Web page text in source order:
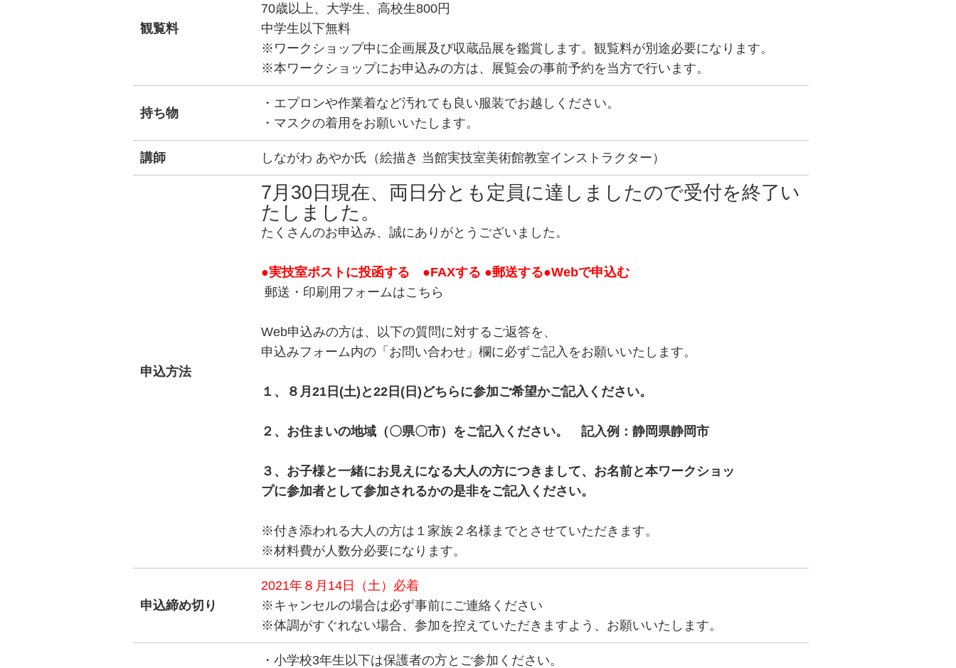
観覧料
70歳以上、大学生、高校生800円
中学生以下無料
※ワークショップ中に企画展及び収蔵品展を鑑賞します。観覧料が別途必要になります。
※本ワークショップにお申込みの方は、展覧会の事前予約を当方で行います。
持ち物
・エプロンや作業着など汚れても良い服装でお越しください。
・マスクの着用をお願いいたします。
講師 しながわ あやか氏（絵描き 当館実技室美術館教室インストラクター）
申込方法
7月30日現在、両日分とも定員に達しましたので受付を終了い
たしました。
たくさんのお申込み、誠にありがとうございました。
●実技室ポストに投函する ●FAXする ●郵送する●Webで申込む
郵送・印刷用フォームはこちら
Web申込みの方は、以下の質問に対するご返答を、
申込みフォーム内の「お問い合わせ」欄に必ずご記入をお願いいたします。
１、８月21日(土)と22日(日)どちらに参加ご希望かご記入ください。
２、お住まいの地域（〇県〇市）をご記入ください。 記入例：静岡県静岡市
３、お子様と一緒にお見えになる大人の方につきまして、お名前と本ワークショッ
プに参加者として参加されるかの是非をご記入ください。
※付き添われる大人の方は１家族２名様までとさせていただきます。
※材料費が人数分必要になります。
申込締め切り
2021年８月14日（土）必着
※キャンセルの場合は必ず事前にご連絡ください
※体調がすぐれない場合、参加を控えていただきますよう、お願いいたします。
・小学校3年生以下は保護者の方とご参加ください。